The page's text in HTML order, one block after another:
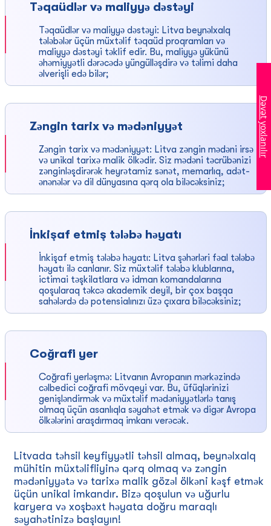
Təqaüdlər və maliyyə dəstəyi
Təqaüdlər və maliyyə dəstəyi: Litva beynəlxalq
tələbələr üçün müxtəlif təqaüd proqramları və
maliyyə dəstəyi təklif edir. Bu, maliyyə yükünü
əhəmiyyətli dərəcədə yüngülləşdirə və təlimi daha
əlverişli edə bilər;
Zəngin tarix və mədəniyyət
Zəngin tarix və mədəniyyət: Litva zəngin mədəni irsə
və unikal tarixə malik ölkədir. Siz mədəni təcrübənizi
zənginləşdirərək heyrətamiz sənət, memarlıq, adət-
ənənələr və dil dünyasına qərq ola biləcəksiniz;
İnkişaf etmiş tələbə həyatı
İnkişaf etmiş tələbə həyatı: Litva şəhərləri fəal tələbə
həyatı ilə canlanır. Siz müxtəlif tələbə klublarına,
ictimai təşkilatlara və idman komandalarına
qoşularaq təkcə akademik deyil, bir çox başqa
sahələrdə də potensialınızı üzə çıxara biləcəksiniz;
Coğrafi yer
Coğrafi yerləşmə: Litvanın Avropanın mərkəzində
cəlbedici coğrafi mövqeyi var. Bu, üfüqlərinizi
genişləndirmək və müxtəlif mədəniyyətlərlə tanış
olmaq üçün asanlıqla səyahət etmək və digər Avropa
ölkələrini araşdırmaq imkanı verəcək.
Litvada təhsil keyfiyyətli təhsil almaq, beynəlxalq
mühitin müxtəlifliyinə qərq olmaq və zəngin
mədəniyyətə və tarixə malik gözəl ölkəni kəşf etmək
üçün unikal imkandır. Bizə qoşulun və uğurlu
karyera və xoşbəxt həyata doğru maraqlı
səyahətinizə başlayın!
Dəvət yoxlanılır